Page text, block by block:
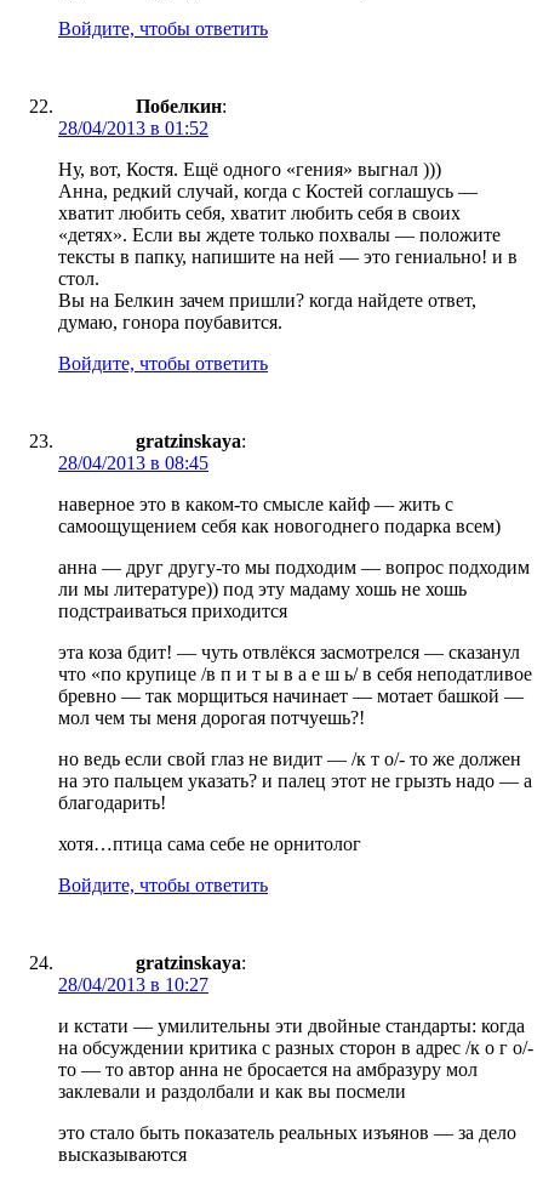
Войдите, чтобы ответить
Побелкин:
28/04/2013 в 01:52
Ну, вот, Костя. Ещё одного «гения» выгнал )))
Анна, редкий случай, когда с Костей соглашусь —
хватит любить себя, хватит любить себя в своих
«детях». Если вы ждете только похвалы — положите
тексты в папку, напишите на ней — это гениально! и в
стол.
Вы на Белкин зачем пришли? когда найдете ответ,
думаю, гонора поубавится.
Войдите, чтобы ответить
gratzinskaya:
28/04/2013 в 08:45
наверное это в каком-то смысле кайф — жить с
самоощущением себя как новогоднего подарка всем)
анна — друг другу-то мы подходим — вопрос подходим
ли мы литературе)) под эту мадаму хошь не хошь
подстраиваться приходится
эта коза бдит! — чуть отвлёкся засмотрелся — сказанул
что «по крупице /в п и т ы в а е ш ь/ в себя неподатливое
бревно — так морщиться начинает — мотает башкой —
мол чем ты меня дорогая потчуешь?!
но ведь если свой глаз не видит — /к т о/- то же должен
на это пальцем указать? и палец этот не грызть надо — а
благодарить!
хотя…птица сама себе не орнитолог
Войдите, чтобы ответить
gratzinskaya:
28/04/2013 в 10:27
и кстати — умилительны эти двойные стандарты: когда
на обсуждении критика с разных сторон в адрес /к о г о/-
то — то автор анна не бросается на амбразуру мол
заклевали и раздолбали и как вы посмели
это стало быть показатель реальных изъянов — за дело
высказываются